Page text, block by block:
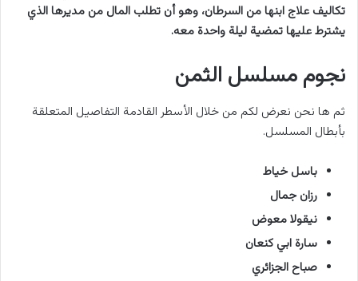
تكاليف علاج ابنها من السرطان، وهو أن تطلب المال من مديرها الذي
يشترط عليها تمضية ليلة واحدة معه.
نجوم مسلسل الثمن
ثم ها نحن نعرض لكم من خلال الأسطر القادمة التفاصيل المتعلقة
بأبطال المسلسل.
باسل خياط
رزان جمال
نيقولا معوض
سارة ابي كنعان
صباح الجزائري